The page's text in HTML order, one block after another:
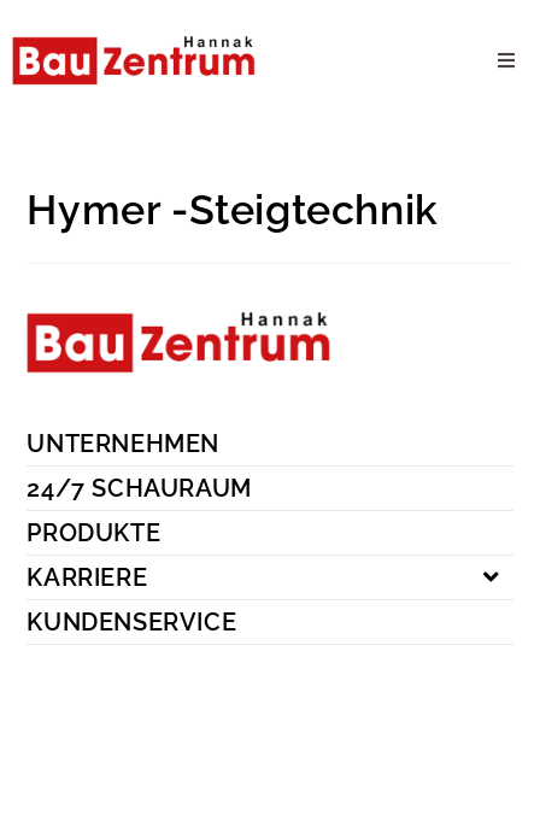
B2B Kundenportal
24/7 Schauraum
Hymer -Steigtechnik
UNTERNEHMEN
24/7 SCHAURAUM
PRODUKTE
KARRIERE
KUNDENSERVICE